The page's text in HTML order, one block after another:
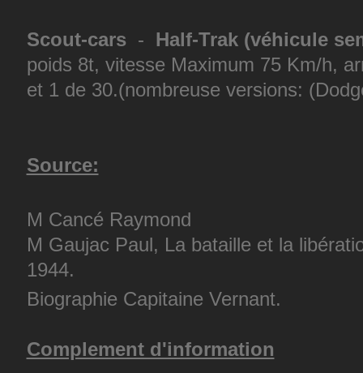
Scout-cars - Half-Trak (véhicule
poids 8t, vitesse Maximum 75 Km/h,
et 1 de 30.(nombreuse versions:
Source:
M Cancé Raymond
M Gaujac Paul, La bataille et la
1944.
Biographie Capitaine Vernant.
Complement d'information